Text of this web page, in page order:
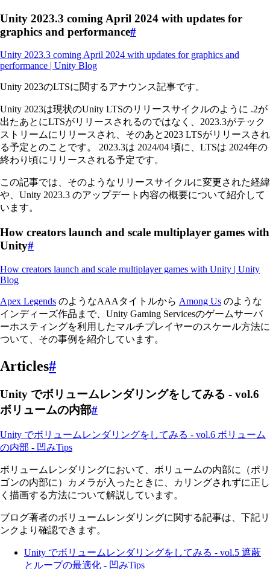
Unity 2023.3 coming April 2024 with updates for
graphics and performance#
Unity 2023.3 coming April 2024 with updates for graphics and
performance | Unity Blog
Unity 2023のLTSに関するアナウンス記事です。
Unity 2023は現状のUnity LTSのリリースサイクルのように .2が
出たあとにLTSがリリースされるのではなく、2023.3がテック
ストリームにリリースされ、そのあと2023 LTSがリリースされ
る予定とのことです。 2023.3は 2024/04 頃に、LTSは 2024年の
終わり頃にリリースされる予定です。
この記事では、そのようなリリースサイクルに変更された経緯
や、Unity 2023.3 のアップデート内容の概要について紹介して
います。
How creators launch and scale multiplayer games with
Unity#
How creators launch and scale multiplayer games with Unity | Unity
Blog
Apex Legends のようなAAAタイトルから Among Us のような
インディーズ作品まで、Unity Gaming Servicesのゲームサーバ
ーホスティングを利用したマルチプレイヤーのスケール方法に
ついて、その事例を紹介しています。
Articles#
Unity でボリュームレンダリングをしてみる - vol.6
ボリュームの内部#
Unity でボリュームレンダリングをしてみる - vol.6 ボリューム
の内部 - 凹みTips
ボリュームレンダリングにおいて、ボリュームの内部に（ポリ
ゴンの内部に）カメラが入ったときに、カリングされずに正し
く描画する方法について解説しています。
ブログ著者のボリュームレンダリングに関する記事は、下記リ
ンクより確認できます。
Unity でボリュームレンダリングをしてみる - vol.5 遮蔽
とループの最適化 - 凹みTips